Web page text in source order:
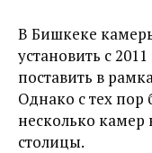
В Бишкеке
установить с
поставить в
Однако с тех пор
несколько камер
столицы.